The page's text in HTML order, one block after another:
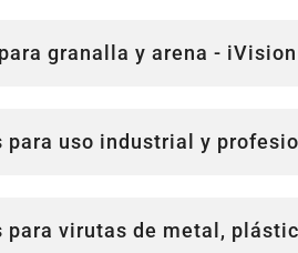
granalla y arena - iVision
para uso industrial y
para virutas de metal,